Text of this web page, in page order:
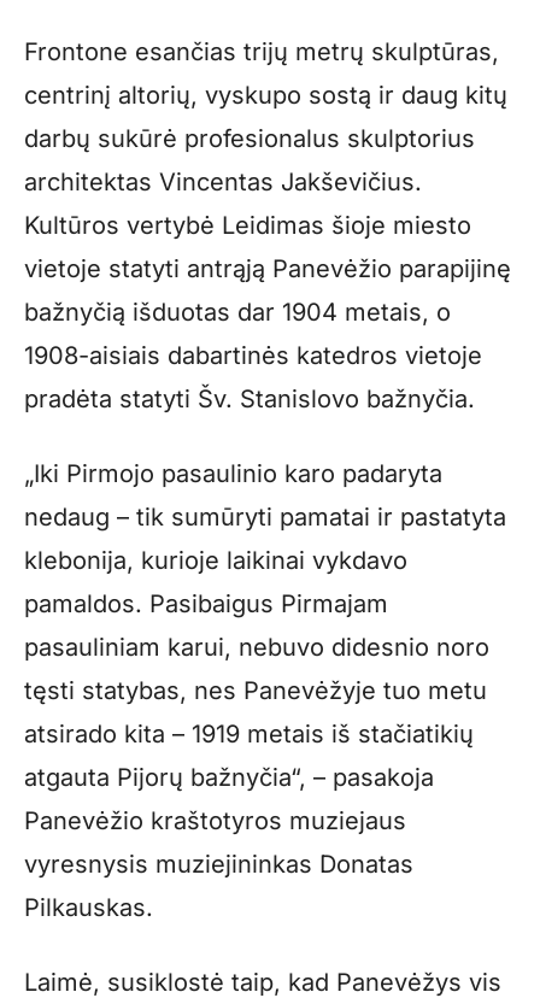
Frontone esančias trijų metrų skulptūras,
centrinį altorių, vyskupo sostą ir daug kitų
darbų sukūrė profesionalus skulptorius
architektas Vincentas Jakševičius.
Kultūros vertybė Leidimas šioje miesto
vietoje statyti antrąją Panevėžio parapijinę
bažnyčią išduotas dar 1904 metais, o
1908-aisiais dabartinės katedros vietoje
pradėta statyti Šv. Stanislovo bažnyčia.
„Iki Pirmojo pasaulinio karo padaryta
nedaug – tik sumūryti pamatai ir pastatyta
klebonija, kurioje laikinai vykdavo
pamaldos. Pasibaigus Pirmajam
pasauliniam karui, nebuvo didesnio noro
tęsti statybas, nes Panevėžyje tuo metu
atsirado kita – 1919 metais iš stačiatikių
atgauta Pijorų bažnyčia“, – pasakoja
Panevėžio kraštotyros muziejaus
vyresnysis muziejininkas Donatas
Pilkauskas.
Laimė, susiklostė taip, kad Panevėžys vis